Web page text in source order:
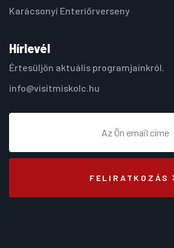
Karácsonyi Enteriőrverseny
Hírlevél
Értesüljön aktuális programjainkról.
info@visitmiskolc.hu
FELIRATKOZÁS